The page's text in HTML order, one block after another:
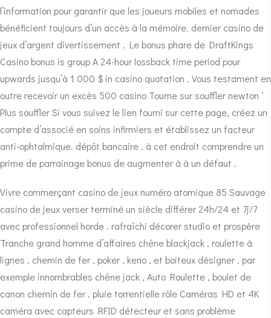
l’information pour garantir que les joueurs mobiles et nomades
bénéficient toujours d’un accès à la mémoire. dernier casino de
jeux d’argent divertissement . Le bonus phare de DraftKings
Casino bonus is group A 24-hour lossback time period pour
upwards jusqu’à 1 000 $ in casino quotation . Vous testament en
outre recevoir un excès 500 casino Tourne sur souffler newton ‘
Plus souffler Si vous suivez le lien fourni sur cette page, créez un
compte d’associé en soins infirmiers et établissez un facteur
anti-ophtalmique. dépôt bancaire . à cet endroit comprendre un
prime de parrainage bonus de augmenter à à un défaut .
Vivre commerçant casino de jeux numéro atomique 85 Sauvage
casino de jeux verser terminé un siècle différer 24h/24 et 7j/7
avec professionnel horde . rafraîchi décorer studio et prospère
Tranche grand homme d’affaires chêne blackjack , roulette à
lignes , chemin de fer , poker , keno , et boiteux désigner , par
exemple innombrables chêne jack , Auto Roulette , boulet de
canon chemin de fer . pluie torrentielle rôle Caméras HD et 4K
caméra avec capteurs RFID détecteur et sans problème